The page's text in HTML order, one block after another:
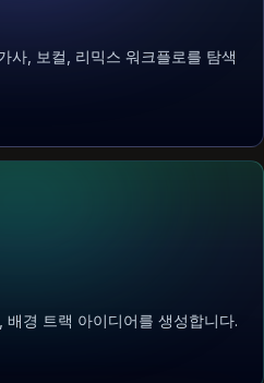
사, 보컬, 리믹스 워크플로를 탐색
경 트랙 아이디어를 생성합니다.